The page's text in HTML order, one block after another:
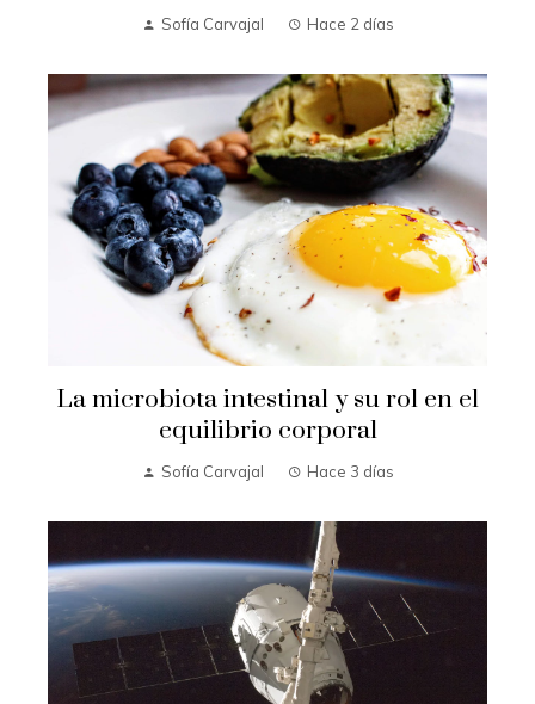
Sofía Carvajal Hace 2 días
La microbiota intestinal y su rol en el
equilibrio corporal
Sofía Carvajal Hace 3 días